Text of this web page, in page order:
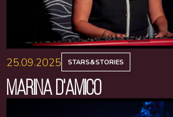
25.09.2025 STARS&STORIES
MARINA D'AMICO